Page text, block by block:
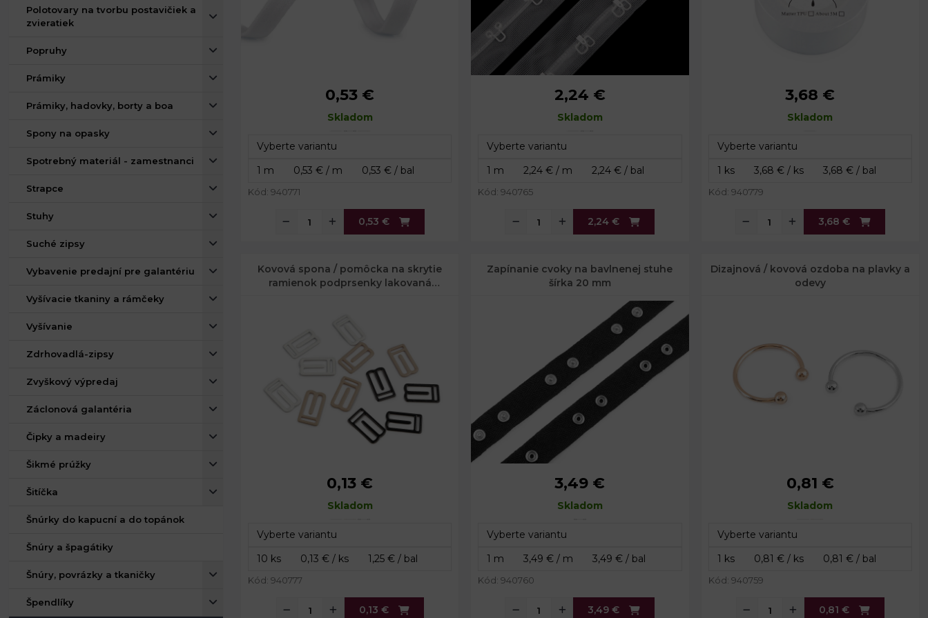
Polotovary na tvorbu postavičiek a
zvieratiek
Popruhy
Prámiky
Prámiky, hadovky, borty a boa
Spony na opasky
Spotrebný materiál - zamestnanci
Strapce
Stuhy
Suché zipsy
Vybavenie predajní pre galantériu
Vyšívacie tkaniny a rámčeky
Vyšívanie
Zdrhovadlá-zipsy
Zvyškový výpredaj
Záclonová galantéria
Čipky a madeiry
Šikmé prúžky
Šitíčka
Šnúrky do kapucní a do topánok
Šnúry a špagátiky
Šnúry, povrázky a tkaničky
Špendlíky
10 mm
8 mm
0,53 €
Skladom
Kód: 940771
0,53 €
25 mm
2,24 €
Skladom
Kód: 940765
2,24 €
5 m
2,5 cm
3,68 €
Skladom
Kód: 940779
3,68 €
Kovová spona / pomôcka na skrytie
ramienok podprsenky lakovaná
Vnútorný prievlak:0,13 €
Skladom
Kód: 940777
0,13 €
Zapínanie cvoky na bavlnenej stuhe
šírka 20 mm
Rozteč medzi drukmi:
3,49 €
Skladom
Kód: 940760
3,49 €
Dizajnová / kovová ozdoba na plavky a
odevy
0,81 €
Skladom
Kód: 940759
0,81 €